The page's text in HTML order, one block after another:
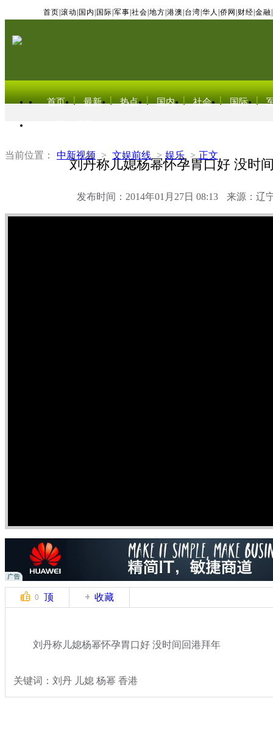
首页 滚动 国内 国际 军事 社会 地方 港澳 台湾 华人 侨网 财经 金融
首页 最新 热点 国内 社会 国际
当前位置： 中新视频 > 文娱前线 > 娱乐 > 正文
刘丹称儿媳杨幂怀孕胃口好 没时
发布时间：2014年01月27日 08:13 来源：辽
0 顶 收藏
刘丹称儿媳杨幂怀孕胃口好 没时间回港拜年
关键词：刘丹 儿媳 杨幂 香港